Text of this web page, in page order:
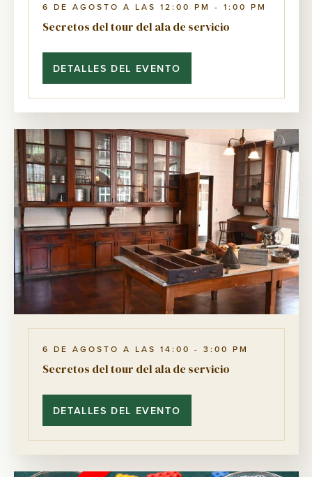
6 DE AGOSTO A LAS 12:00 PM - 1:00 PM
Secretos del tour del ala de servicio
DETALLES DEL EVENTO
TOUR
DEL
DE
SERVICIO
6 DE AGOSTO A LAS 14:00 - 3:00 PM
Secretos del tour del ala de servicio
DETALLES DEL EVENTO
TOUR
DEL
SERVICIO